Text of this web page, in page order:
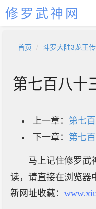
修罗武神网
首页 斗罗大陆3龙王
第七百八十
上一章： 第七
下一章： 第七
马上记住修罗武
读，请直接在浏览器
新网址收藏：